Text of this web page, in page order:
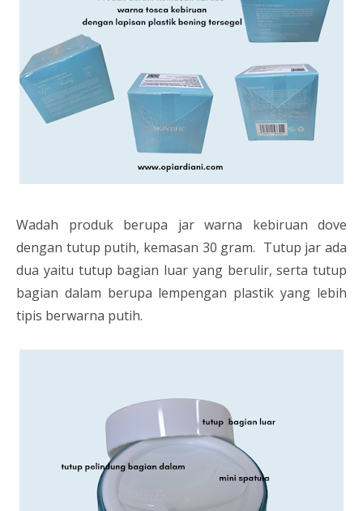
Wadah produk berupa jar warna kebiruan dove
dengan tutup putih, kemasan 30 gram. Tutup jar ada
dua yaitu tutup bagian luar yang berulir, serta tutup
bagian dalam berupa lempengan plastik yang lebih
tipis berwarna putih.